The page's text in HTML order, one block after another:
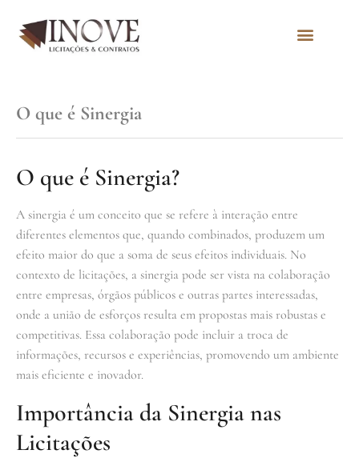
O que é Sinergia
O que é Sinergia?
A sinergia é um conceito que se refere à interação entre
diferentes elementos que, quando combinados, produzem um
efeito maior do que a soma de seus efeitos individuais. No
contexto de licitações, a sinergia pode ser vista na colaboração
entre empresas, órgãos públicos e outras partes interessadas,
onde a união de esforços resulta em propostas mais robustas e
competitivas. Essa colaboração pode incluir a troca de
informações, recursos e experiências, promovendo um ambiente
mais eficiente e inovador.
Importância da Sinergia nas
Licitações